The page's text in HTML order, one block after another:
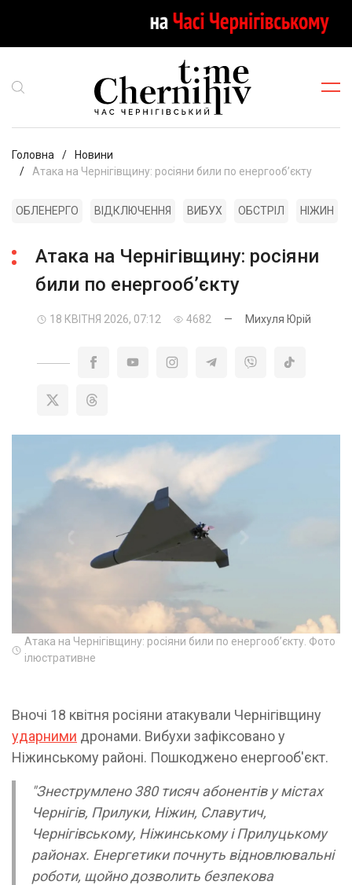
Головна
Новини
Атака на Чернігівщину: росіяни били по енергообʼєкту
ОБЛЕНЕРГО ВІДКЛЮЧЕННЯ ВИБУХ ОБСТРІЛ НІЖИН
Атака на Чернігівщину: росіяни
били по енергообʼєкту
18 КВІТНЯ 2026, 07:12 4682 — Михуля Юрій
Атака на Чернігівщину: росіяни били по енергообʼєкту. Фото
ілюстративне
Вночі 18 квітня росіяни атакували Чернігівщину
ударними дронами. Вибухи зафіксовано у
Ніжинському районі. Пошкоджено енергооб'єкт.
"Знеструмлено 380 тисяч абонентів у містах
Чернігів, Прилуки, Ніжин, Славутич,
Чернігівському, Ніжинському і Прилуцькому
районах. Енергетики почнуть відновлювальні
роботи, щойно дозволить безпекова